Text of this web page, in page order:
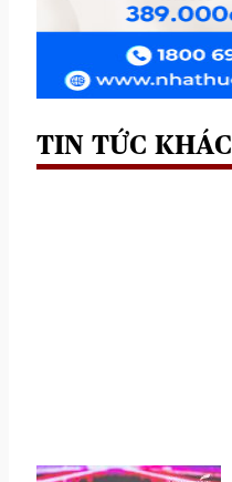
TIN TỨC KHÁC